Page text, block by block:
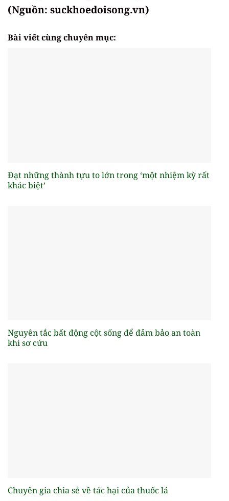
(Nguồn: suckhoedoisong.vn)
Bài viết cùng chuyên mục:
Đạt những thành tựu to lớn trong ‘một nhiệm kỳ rất
khác biệt’
Nguyên tắc bất động cột sống để đảm bảo an toàn
khi sơ cứu
Chuyên gia chia sẻ về tác hại của thuốc lá